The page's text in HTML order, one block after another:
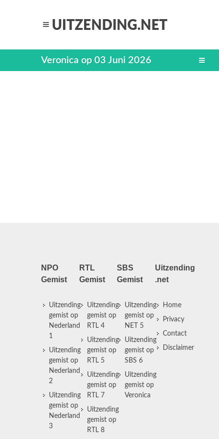
Veronica op 03 Juni 2026
NPO
Gemist
Uitzending
gemist op
Nederland
1
Uitzending
gemist op
Nederland
2
Uitzending
gemist op
Nederland
3
RTL
Gemist
Uitzending
gemist op
RTL 4
Uitzending
gemist op
RTL 5
Uitzending
gemist op
RTL 7
Uitzending
gemist op
RTL 8
SBS
Gemist
Uitzending
gemist op
NET 5
Uitzending
gemist op
SBS 6
Uitzending
gemist op
Veronica
Uitzending
.net
Home
Privacy
Contact
Disclaimer